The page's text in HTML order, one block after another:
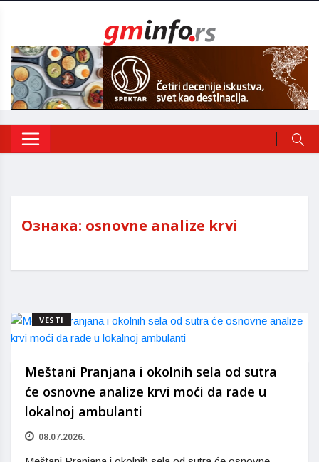
Ознака: osnovne analize krvi
VESTI
Meštani Pranjana i okolnih sela od sutra
će osnovne analize krvi moći da rade u
lokalnoj ambulanti
08.07.2026.